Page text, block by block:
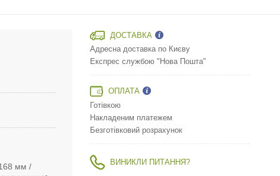
мм
ДОСТАВКА
Адресна доставка по Києву
Експрес службою "Нова Пошта"
ОПЛАТА
Готівкою
Накладеним платежем
Безготівковий розрахунок
ВИНИКЛИ ПИТАННЯ?